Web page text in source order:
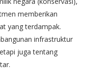
memberikan
yang terdampak.
infrastruktur
juga tentang